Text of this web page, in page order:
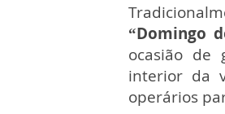
“Domingo
ocasião de
interior da
operários